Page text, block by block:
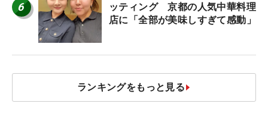
6
ッティング 京都の人気中華料理
店に「全部が美味しすぎて感動」
ランキングをもっと見る